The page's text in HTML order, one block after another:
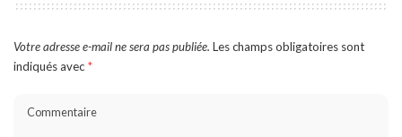
Votre adresse e-mail ne sera pas publiée. Les champs obligatoires sont
indiqués avec *